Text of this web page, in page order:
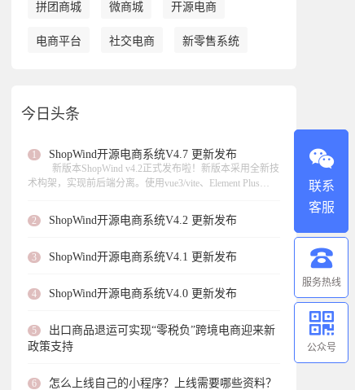
拼团商城 微商城 开源电商
电商平台 社交电商 新零售系统
今日头条
1 ShopWind开源电商系统V4.7 更新发布
新版本ShopWind v4.2正式发布啦！新版本采用全新技
术构架，实现前后端分离。使用vue3/vite、Element Plus
品的支持、支持扫码核销等功能，，修复了不少功能模块
2 ShopWind开源电商系统V4.2 更新发布
3 ShopWind开源电商系统V4.1 更新发布
4 ShopWind开源电商系统V4.0 更新发布
5
出口商品退运可实现“零税负”跨境电商迎来新
政策支持
6 怎么上线自己的小程序？上线需要哪些资料？
联系
客服
服务热线
公众号